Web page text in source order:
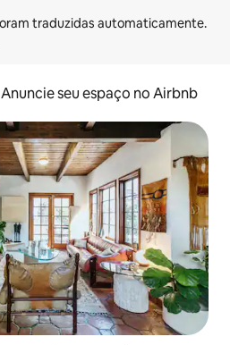
Anuncie seu espaço no Airbnb